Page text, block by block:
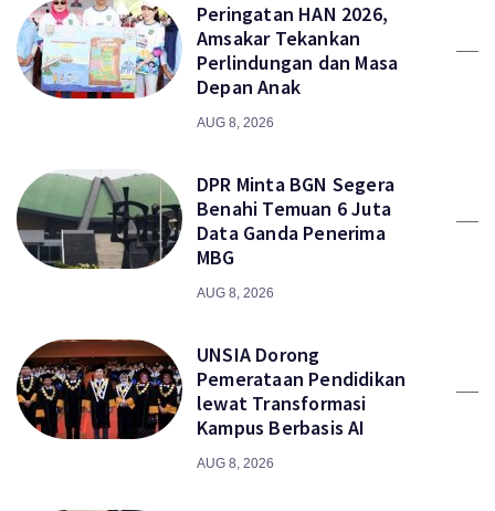
Peringatan HAN 2026,
Amsakar Tekankan
Perlindungan dan Masa
Depan Anak
AUG 8, 2026
DPR Minta BGN Segera
Benahi Temuan 6 Juta
Data Ganda Penerima
MBG
AUG 8, 2026
UNSIA Dorong
Pemerataan Pendidikan
lewat Transformasi
Kampus Berbasis AI
AUG 8, 2026